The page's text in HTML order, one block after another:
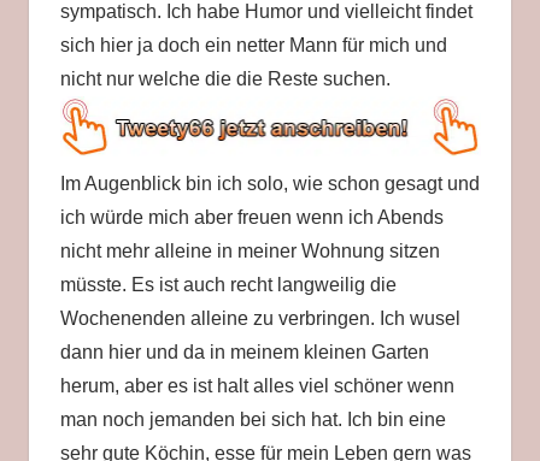
sympatisch. Ich habe Humor und vielleicht findet
sich hier ja doch ein netter Mann für mich und
nicht nur welche die die Reste suchen.
Im Augenblick bin ich solo, wie schon gesagt und
ich würde mich aber freuen wenn ich Abends
nicht mehr alleine in meiner Wohnung sitzen
müsste. Es ist auch recht langweilig die
Wochenenden alleine zu verbringen. Ich wusel
dann hier und da in meinem kleinen Garten
herum, aber es ist halt alles viel schöner wenn
man noch jemanden bei sich hat. Ich bin eine
sehr gute Köchin, esse für mein Leben gern was